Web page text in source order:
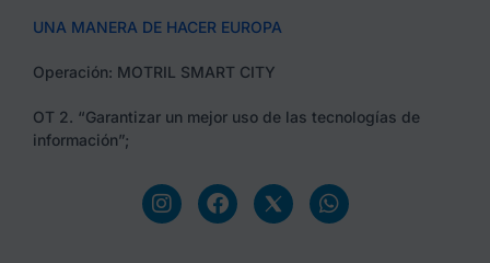
UNA MANERA DE HACER EUROPA
Operación: MOTRIL SMART CITY
OT 2. “Garantizar un mejor uso de las tecnologías de
información”;